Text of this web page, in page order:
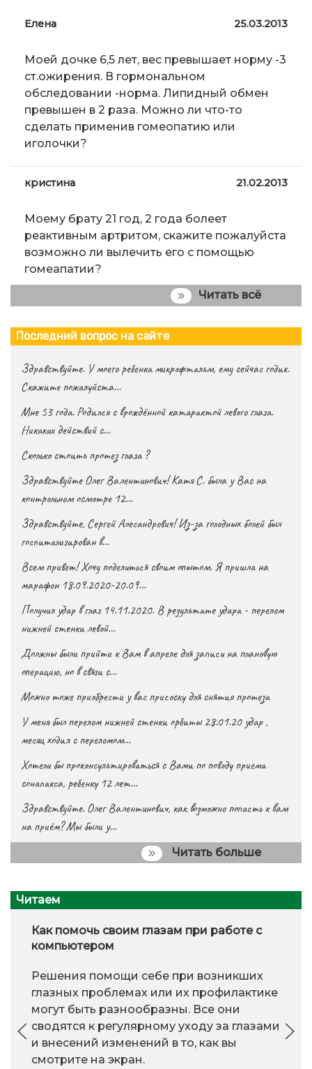
Елена 25.03.2013
Моей дочке 6,5 лет, вес превышает норму -3
ст.ожирения. В гормональном
обследовании -норма. Липидный обмен
превышен в 2 раза. Можно ли что-то
сделать применив гомеопатию или
иголочки?
кристина 21.02.2013
Моему брату 21 год, 2 года болеет
реактивным артритом, скажите пожалуйста
возможно ли вылечить его с помощью
гомеапатии?
Читать всё
Последний вопрос на сайте
Здравствуйте. У моего ребенка микрофтальм, ему сейчас годик.
Скажите пожалуйста…
Мне 53 года. Родился с врождённой катарактой левого глаза.
Никаких действий с…
Сколько стоить протез глаза ?
Здравствуйте Олег Валентинович! Катя С. была у Вас на
контрольном осмотре 12…
Здравствуйте, Сергей Алесандрович! Из-за голодных болей был
госпитализирован в…
Всем привет! Хочу поделиться своим опытом. Я пришла на
марафон 18.09.2020-20.09…
Получил удар в глаз 14.11.2020. В результате удара - перелом
нижней стенки левой…
Должны были прийти к Вам в апреле для записи на плановую
операцию, но в связи с…
Можно тоже приобрести у вас присоску для снятия протеза
У меня был перелом нижней стенки орбиты 28.01.20 удар ,
месяц ходил с переломом…
Хотели бы проконсультироваться с Вами по поводу приема
сонапакса, ребенку 12 лет…
Здравствуйте. Олег Валентинович, как возможно попасть к вам
на приём? Мы были у…
Читать больше
Читаем
Как помочь своим глазам при работе с
компьютером
Решения помощи себе при возникших
глазных проблемах или их профилактике
могут быть разнообразны. Все они
сводятся к регулярному уходу за глазами
и внесений изменений в то, как вы
смотрите на экран.